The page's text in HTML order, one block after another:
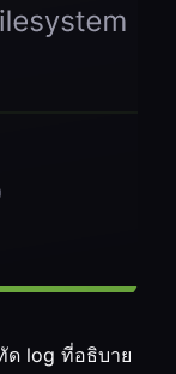
ด log ที่อธิบาย